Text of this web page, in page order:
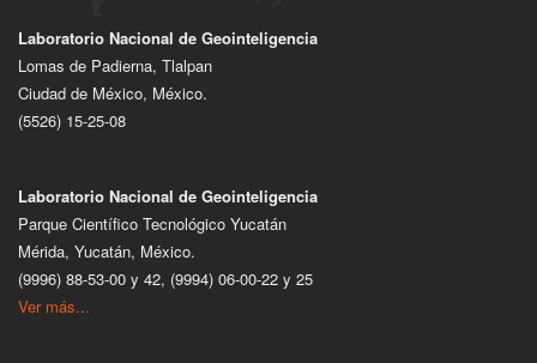
Laboratorio Nacional de Geointeligencia
Lomas de Padierna, Tlalpan
Ciudad de México, México.
(5526) 15-25-08
Laboratorio Nacional de Geointeligencia
Parque Científico Tecnológico Yucatán
Mérida, Yucatán, México.
(9996) 88-53-00 y 42, (9994) 06-00-22 y 25
Ver más...